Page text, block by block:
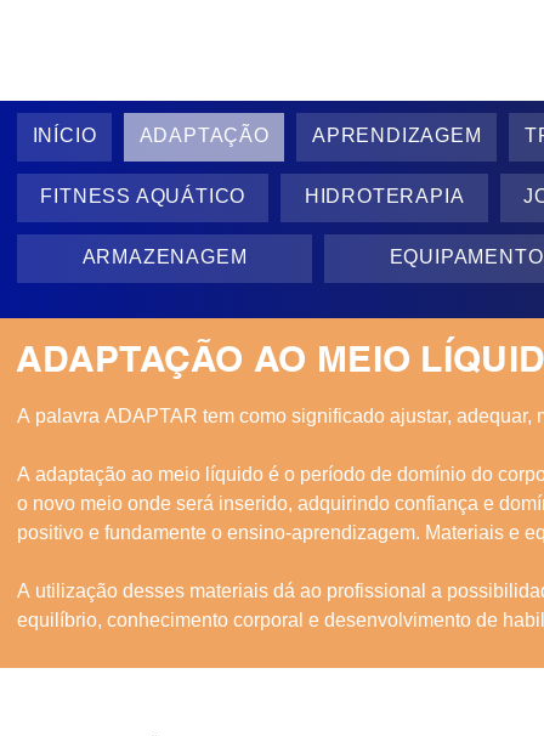
INÍCIO ADAPTAÇÃO APRENDIZAGEM
FITNESS AQUÁTICO HIDROTERAPIA
ARMAZENAGEM
ADAPTAÇÃO AO MEIO
A palavra ADAPTAR tem como significado ajustar, adequar,
A adaptação ao meio líquido é o período de domínio do
o novo meio onde será inserido, adquirindo confiança e
positivo e fundamente o ensino-aprendizagem. Materiais e
A utilização desses materiais dá ao profissional a
equilíbrio, conhecimento corporal e desenvolvimento de